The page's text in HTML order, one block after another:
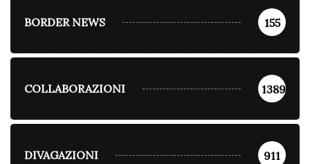
BORDER NEWS 155
COLLABORAZIONI 1389
DIVAGAZIONI 911